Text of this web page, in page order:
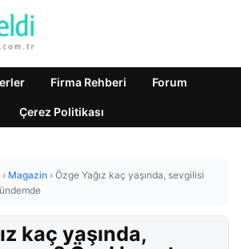
Firma Rehberi Forum
Çerez Politikası
› Magazin › Özge Yağız kaç yaşında, sevgilisi
kaç yaşında,